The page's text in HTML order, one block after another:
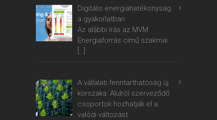
Digitális energiahatékonyság
a gyakorlatban
Az alábbi írás az MVM
Energiaforrás című szakmai
A vállalati fenntarthatóság új
korszaka: Alulról szerveződő
csoportok hozhatják el a
valódi változást